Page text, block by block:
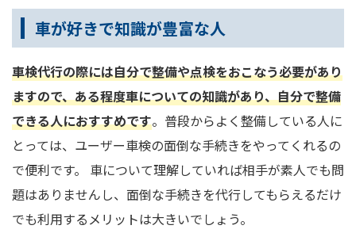
車が好きで知識が豊富な人
車検代行の際には自分で整備や点検をおこなう必要があり
ますので、ある程度車についての知識があり、自分で整備
できる人におすすめです。普段からよく整備している人に
とっては、ユーザー車検の面倒な手続きをやってくれるの
で便利です。 車について理解していれば相手が素人でも問
題はありませんし、面倒な手続きを代行してもらえるだけ
でも利用するメリットは大きいでしょう。